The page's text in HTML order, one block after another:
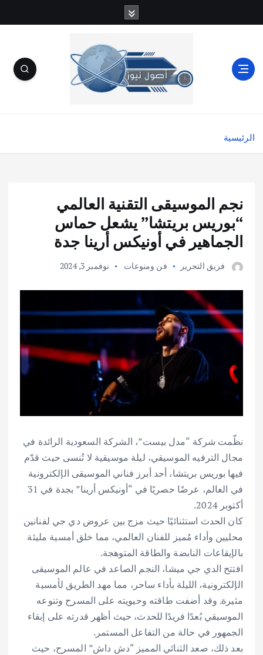
ل
الرئيسية
نجم الموسيقى التقنية العالمي
“بوريس بريتشا” يشعل حماس
الجماهير في أونيكس أرينا جدة
فريق التحرير فن ومنوعات نوفمبر 3, 2024
نظّمت شركة “مدل بيست”، الشركة السعودية الرائدة في
مجال الترفيه الموسيقي، ليلة موسيقية لا تُنسى حيث قدّم
فيها بوريس بريتشا، أحد أبرز فناني الموسيقى الإلكترونية
في العالم، عرضًا حصريًا في “أونيكس أرينا” بجدة في 31
أكتوبر 2024.
كان الحدث استثنائيًا حيث مزج بين عروض دي جي لفنانين
محليين وأداء مُميز للفنان العالمي، مما خلق أمسية مليئة
بالإيقاعات النابضة والطاقة المتوهجة.
افتتح الدي جي ميشا، النجم الصاعد في عالم الموسيقى
الإلكترونية، الليلة بأداء ساحر، مما مهد الطريق لأمسية
مثيرة. وقد أضفت طاقته وحيويته على المسرح وتنوعه
الموسيقي بُعدًا فريدًا للحدث، حيث أظهر قدرته على إبقاء
الجمهور في حالة من التفاعل المستمر.
بعد ذلك، صعد الثنائي المميز “دش داش” المسرح، حيث